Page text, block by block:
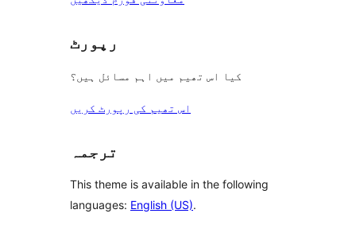
رپورٹ
کیا اس تھیم میں اہم مسائل ہیں؟
اس تھیم کی رپورٹ کریں
ترجمہ
This theme is available in the following
languages: English (US).